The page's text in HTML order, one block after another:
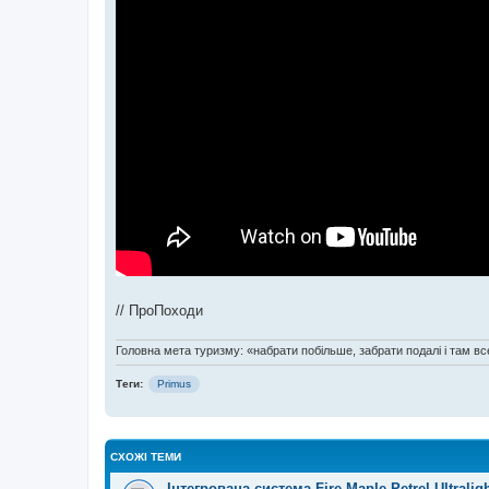
// ПроПоходи
Головна мета туризму: «набрати побільше, забрати подалі і там
Теги: Primus
СХОЖІ ТЕМИ